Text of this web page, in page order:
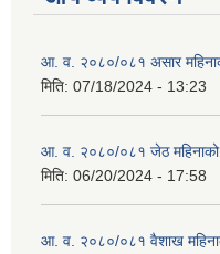
आ. व. २०८०/०८१ असार
मिति: 07/18/2024 - 13:23
आ. व. २०८०/०८१ जेठ
मिति: 06/20/2024 - 17:58
आ. व. २०८०/०८१ वैशाख